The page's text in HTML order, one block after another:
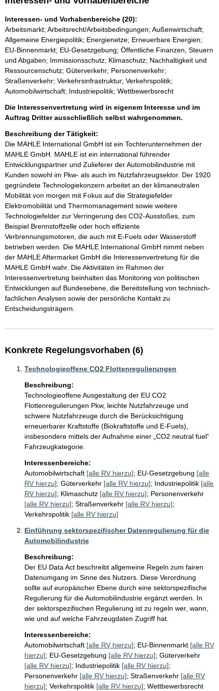
Interessen- und Vorhabenbereiche (20):
Arbeitsmarkt; Arbeitsrecht/Arbeitsbedingungen; Außenwirtschaft;
Allgemeine Energiepolitik; Energienetze; Erneuerbare Energien;
EU-Binnenmarkt; EU-Gesetzgebung; Öffentliche Finanzen, Steuern
und Abgaben; Immissionsschutz; Klimaschutz; Nachhaltigkeit und
Ressourcenschutz; Güterverkehr; Personenverkehr;
Straßenverkehr; Verkehrsinfrastruktur; Verkehrspolitik;
Automobilwirtschaft; Industriepolitik; Wettbewerbsrecht
Die Interessenvertretung wird in eigenem Interesse und im
Auftrag Dritter ausschließlich selbst wahrgenommen.
Beschreibung der Tätigkeit:
Die MAHLE International GmbH ist ein Tochterunternehmen der
MAHLE GmbH. MAHLE ist ein international führender
Entwicklungspartner und Zulieferer der Automobilindustrie mit
Kunden sowohl im Pkw- als auch im Nutzfahrzeugsektor. Der 1920
gegründete Technologiekonzern arbeitet an der klimaneutralen
Mobilität von morgen mit Fokus auf die Strategiefelder
Elektromobilität und Thermomanagement sowie weitere
Technologiefelder zur Verringerung des CO2-Ausstoßes, zum
Beispiel Brennstoffzelle oder hoch effiziente
Verbrennungsmotoren, die auch mit E-Fuels oder Wasserstoff
betrieben werden. Die MAHLE International GmbH nimmt neben
der MAHLE Aftermarket GmbH die Interessenvertretung für die
MAHLE GmbH wahr. Die Aktivitäten im Rahmen der
Interessenvertretung beinhalten das Monitoring von politischen
Entwicklungen auf Bundesebene, die Bereitstellung von technisch-
fachlichen Analysen sowie der persönliche Kontakt zu
Entscheidungsträgern.
Konkrete Regelungsvorhaben (6)
Technologieoffene CO2 Flottenregulierungen
Beschreibung:
Technologieoffene Ausgestaltung der EU CO2
Flottenregulierungen Pkw, leichte Nutzfahrzeuge und
schwere Nutzfahrzeuge durch die Berücksichtigung
erneuerbarer Kraftstoffe (Biokraftstoffe und E-Fuels),
insbesondere mittels der Aufnahme einer „CO2 neutral fuel“
Fahrzeugkategorie.
Interessenbereiche:
Automobilwirtschaft [alle RV hierzu]; EU-Gesetzgebung [alle
RV hierzu]; Güterverkehr [alle RV hierzu]; Industriepolitik [alle
RV hierzu]; Klimaschutz [alle RV hierzu]; Personenverkehr
[alle RV hierzu]; Straßenverkehr [alle RV hierzu];
Verkehrspolitik [alle RV hierzu]
Einführung sektorspezifischer Datenregulierung für die
Automobilindustrie
Beschreibung:
Der EU Data Act beschreibt allgemeine Regeln zum fairen
Datenumgang im Sinne des Nutzers. Diese Verordnung
sollte auf europäischer Ebene durch eine sektorspezifische
Regulierung für die Automobilindustrie ergänzt werden. In
der sektorspezifischen Regulierung ist zu regeln wer, wann,
wie und auf welche Fahrzeugdaten Zugriff hat.
Interessenbereiche:
Automobilwirtschaft [alle RV hierzu]; EU-Binnenmarkt [alle RV
hierzu]; EU-Gesetzgebung [alle RV hierzu]; Güterverkehr
[alle RV hierzu]; Industriepolitik [alle RV hierzu];
Personenverkehr [alle RV hierzu]; Straßenverkehr [alle RV
hierzu]; Verkehrspolitik [alle RV hierzu]; Wettbewerbsrecht